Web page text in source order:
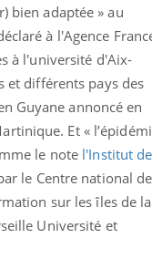
bien adaptée » au
à l'Agence
à l'université d'Aix-
et différents pays des
Guyane annoncé en
Et «
le note l'Institut de
le Centre national de
sur les îles de la
Université et